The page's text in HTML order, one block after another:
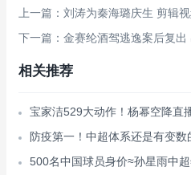
上一篇：刘涛为秦海璐庆生 剪辑
下一篇：金赛纶酒驾逃逸案后复出
相关推荐
宝家洁529大动作！杨幂空降直
防疫第一！中超体系还是有变
500名中国球员身价≈孙星雨中